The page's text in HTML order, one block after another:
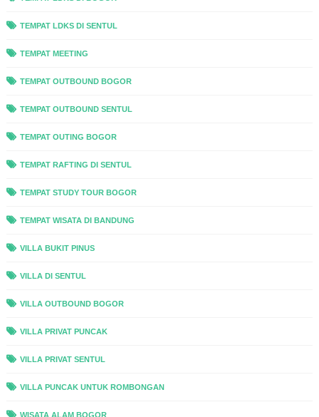
TEMPAT LDKS DI SENTUL
TEMPAT MEETING
TEMPAT OUTBOUND BOGOR
TEMPAT OUTBOUND SENTUL
TEMPAT OUTING BOGOR
TEMPAT RAFTING DI SENTUL
TEMPAT STUDY TOUR BOGOR
TEMPAT WISATA DI BANDUNG
VILLA BUKIT PINUS
VILLA DI SENTUL
VILLA OUTBOUND BOGOR
VILLA PRIVAT PUNCAK
VILLA PRIVAT SENTUL
VILLA PUNCAK UNTUK ROMBONGAN
WISATA ALAM BOGOR